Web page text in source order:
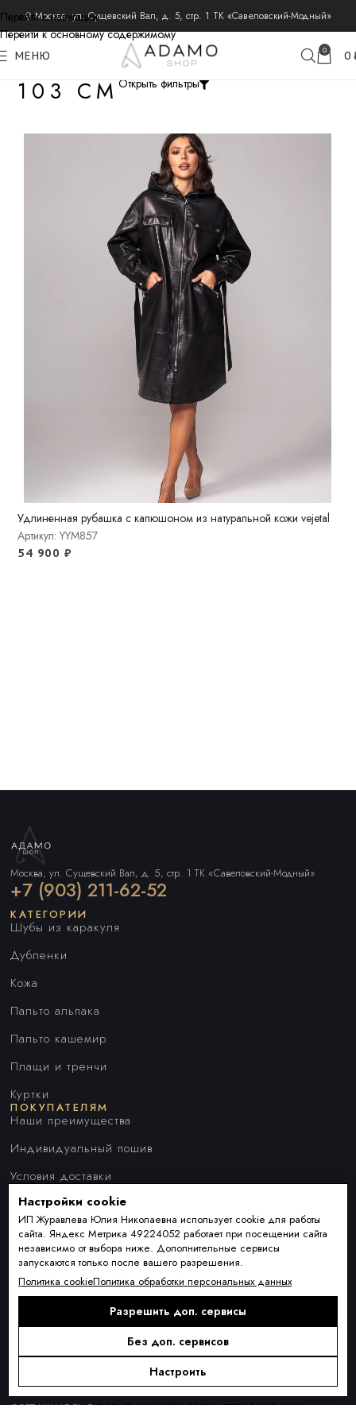
Перейти к навигации
Перейти к основному содержимому
⚲ Москва, ул. Сущевский Вал, д. 5, стр. 1 ТК «Савеловский-Модный»
МЕНЮ 0 0
103 СМОткрыть фильтры
Удлиненная рубашка с капюшоном из натуральной кожи vejetal
Артикул: YYM857
54 900 ₽
Москва, ул. Сущевский Вал, д. 5, стр. 1 ТК «Савеловский-Модный»
+7 (903) 211-62-52
КАТЕГОРИИ
Шубы из каракуля
Дубленки
Кожа
Пальто альпака
Пальто кашемир
Плащи и тренчи
Куртки
ПОКУПАТЕЛЯМ
Наши преимущества
Индивидуальный пошив
Условия доставки
Оплата и рассрочка
Обмен и возврат товара
Контакты
О КОМПАНИИ
О нас
ПОДПИСКА
Новинки сезона, акции и предложения
Я ДАЮ СОГЛАСИЕ НА ОБРАБОТКУ ПЕРСОНАЛЬНЫХ ДАННЫХ И
СОГЛАШАЮСЬ СПОЛИТИКОЙ ОБРАБОТКИ ПЕРСОНАЛЬНЫХ
Настройки cookie
ИП Журавлева Юлия Николаевна использует cookie для работы
сайта. Яндекс Метрика 49224052 работает при посещении сайта
независимо от выбора ниже. Дополнительные сервисы
запускаются только после вашего разрешения.
Политика cookieПолитика обработки персональных данных
Разрешить доп. сервисы
Без доп. сервисов
Настроить